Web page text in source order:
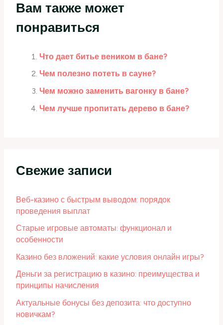
Вам также может
понравиться
Что дает битье веником в бане?
Чем полезно потеть в сауне?
Чем можно заменить вагонку в бане?
Чем лучше пропитать дерево в бане?
Свежие записи
Веб-казино с быстрым выводом: порядок
проведения выплат
Старые игровые автоматы: функционал и
особенности
Казино без вложений: какие условия онлайн игры?
Деньги за регистрацию в казино: преимущества и
принципы начисления
Актуальные бонусы без депозита: что доступно
новичкам?